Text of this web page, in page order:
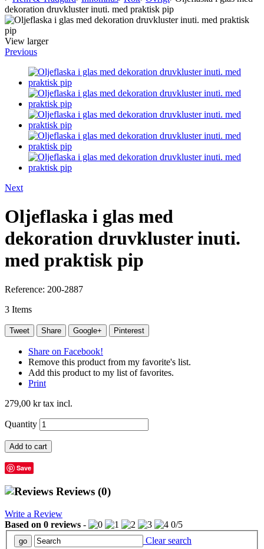
dekoration druvkluster inuti. med praktisk pip
View larger
Previous
Next
Oljeflaska i glas med
dekoration druvkluster inuti.
med praktisk pip
Reference: 200-2887
3 Items
Tweet Share Google+ Pinterest
Share on Facebook!
Remove this product from my favorite's list.
Add this product to my list of favorites.
Print
279,00 krtax incl.
Quantity
Add to cart
Save
Reviews (0)
Write a Review
Based on 0 reviews - 0/5
Clear search